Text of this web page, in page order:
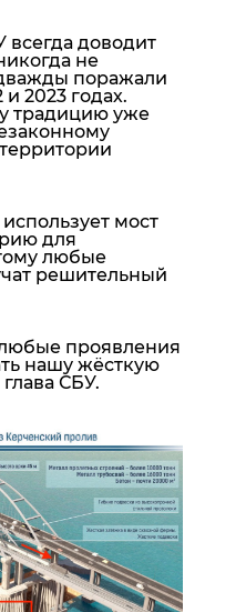
всегда доводит
не
поражали
2023 годах.
традицию уже
мост
для
любые
решительный
проявления
нашу жёсткую
СБУ.